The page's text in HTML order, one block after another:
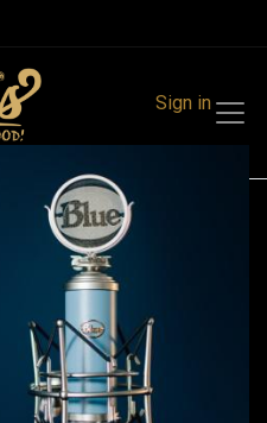
Sign in